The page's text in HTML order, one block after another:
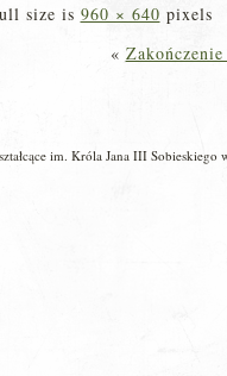
size is 960 × 640 pixels
«
im. Króla Jana III Sobieskiego